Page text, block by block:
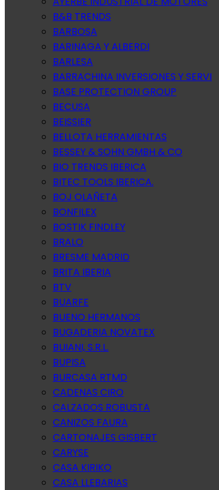
B&B TRENDS
BARBOSA
BARINAGA Y ALBERDI
BARLESA
BARRACHINA INVERSIONES Y SERVI
BASE PROTECTION GROUP
BECUSA
BEISSIER
BELLOTA HERRAMIENTAS
BESSEY & SOHN GMBH & CO
BIO TRENDS IBERICA
BITEC TOOLS IBERICA.
BOJ OLAÑETA
BONFILEX
BOSTIK FINDLEY
BRALO
BRESME MADRID
BRITA IBERIA
BTV
BUARFE
BUENO HERMANOS
BUGADERIA NOVATEX
BUIANI, S.R.L.
BUPISA
BURCASA RTMD
CADENAS CIRO
CALZADOS ROBUSTA
CANIZOS FAURA
CARTONAJES GISBERT
CARYSE
CASA KIRIKO
CASA LLEBARIAS